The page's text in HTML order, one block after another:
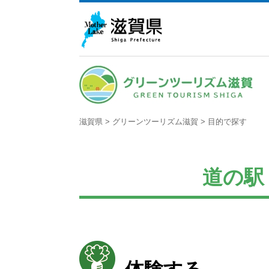
滋賀県 > グリーンツーリズム滋賀 > 目的で探す
道の